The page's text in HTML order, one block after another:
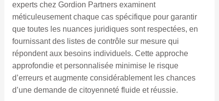
experts chez Gordion Partners examinent
méticuleusement chaque cas spécifique pour garantir
que toutes les nuances juridiques sont respectées, en
fournissant des listes de contrôle sur mesure qui
répondent aux besoins individuels. Cette approche
approfondie et personnalisée minimise le risque
d’erreurs et augmente considérablement les chances
d’une demande de citoyenneté fluide et réussie.